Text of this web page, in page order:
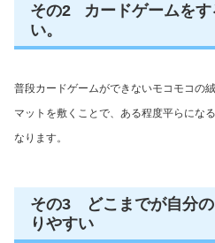
その2 カードゲームをす
い。
普段カードゲームができないモコモコの
マットを敷くことで、ある程度平らにな
なります。
その3 どこまでが自分
りやすい